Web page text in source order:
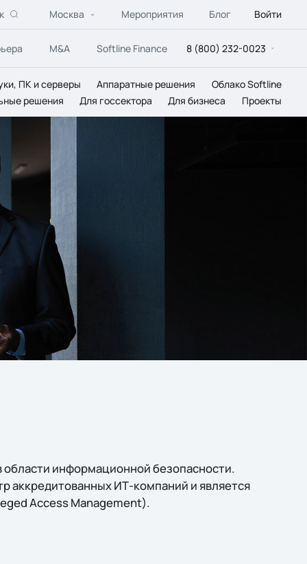
Москва Мероприятия Блог Войти
M&A Softline Finance 8 (800) 232-0023
ПК и серверы Аппаратные решения
Облако Softline
решения Для госсектора Для бизнеса Проекты
области информационной безопасности.
аккредитованных ИТ-компаний и является
Access Management).